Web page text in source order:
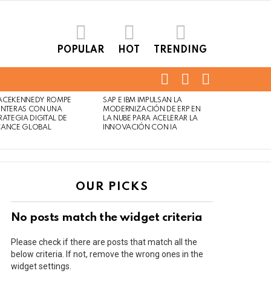
POPULAR HOT TRENDING
FOLLOWSEARCH
ROMPE
CON UNA
DIGITAL DE
GLOBAL
Not
Safe
For
Click
to
view
SAP E IBM IMPULSAN LA
MODERNIZACIÓN DE ERP EN
LA NUBE PARA ACELERAR LA
INNOVACIÓN CON IA
OUR PICKS
No posts match the widget criteria
Please check if there are posts that match all the
below criteria. If not, remove the wrong ones in the
widget settings.